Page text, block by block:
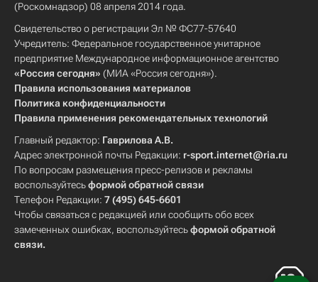
(Роскомнадзор) 08 апреля 2014 года.
Свидетельство о регистрации Эл № ФС77-57640
Учредитель: Федеральное государственное унитарное
предприятие Международное информационное агентство
«Россия сегодня» (МИА «Россия сегодня»).
Правила использования материалов
Политика конфиденциальности
Правила применения рекомендательных технологий
Главный редактор: Гаврилова А.В.
Адрес электронной почты Редакции: r-sport.internet@ria.ru
По вопросам размещения пресс-релизов и рекламы
воспользуйтесьформой обратной связи
Телефон Редакции: 7 (495) 645-6601
Чтобы связаться с редакцией или сообщить обо всех
замеченных ошибках, воспользуйтесьформой обратной
связи.